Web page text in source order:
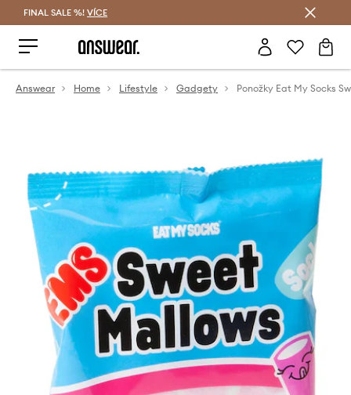
FINAL SALE %! VÍCE
Answear Home Lifestyle Gadgety